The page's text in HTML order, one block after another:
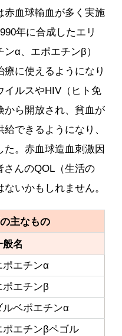
赤血球輸血が多く実施
年に合成したエリ
α、エポエチンβ）
に使えるようになり
イルスやHIV（ヒト免
から開放され、貧血が
できるようになり、
。赤血球造血刺激因
さんのQOL（生活の
いかもしれません。
主なもの
般名
ポエチンα
ポエチンβ
ルベポエチンα
ポエチンβペゴル